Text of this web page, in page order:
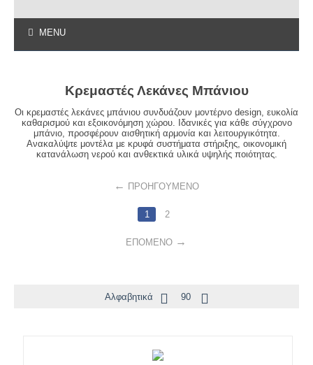
MENU
Κρεμαστές Λεκάνες Μπάνιου
Οι κρεμαστές λεκάνες μπάνιου συνδυάζουν μοντέρνο design, ευκολία
καθαρισμού και εξοικονόμηση χώρου. Ιδανικές για κάθε σύγχρονο
μπάνιο, προσφέρουν αισθητική αρμονία και λειτουργικότητα.
Ανακαλύψτε μοντέλα με κρυφά συστήματα στήριξης, οικονομική
κατανάλωση νερού και ανθεκτικά υλικά υψηλής ποιότητας.
ΠΡΟΗΓΟΎΜΕΝΟ
1 2
ΕΠΌΜΕΝΟ
Αλφαβητικά 90